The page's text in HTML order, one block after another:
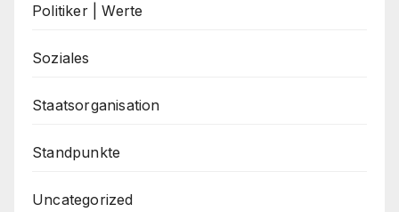
Politiker | Werte
Soziales
Staatsorganisation
Standpunkte
Uncategorized